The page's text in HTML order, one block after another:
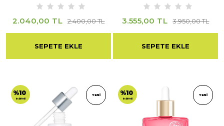
2.040,00 TL 2.400,00 TL
SEPETE EKLE
3.555,00 TL 3.950,00 TL
SEPETE EKLE
%10
indirimli
YENI %10
indirimli
YENI